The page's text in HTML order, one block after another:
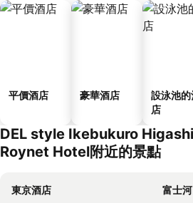
平價酒店 豪華酒店
設泳池的
店
DEL style Ikebukuro
Roynet Hotel附近的景點
東京酒店
富士